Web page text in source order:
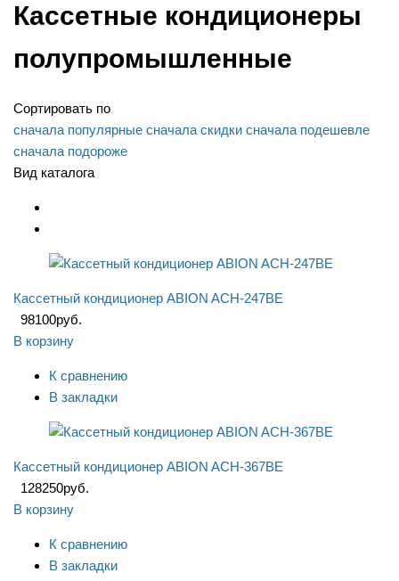
Кассетные кондиционеры
полупромышленные
Сортировать по
сначала популярные сначала скидки сначала подешевле
сначала подороже
Вид каталога
Кассетный кондиционер ABION ACH-247BE
98100руб.
В корзину
К сравнению
В закладки
Кассетный кондиционер ABION ACH-367BE
128250руб.
В корзину
К сравнению
В закладки